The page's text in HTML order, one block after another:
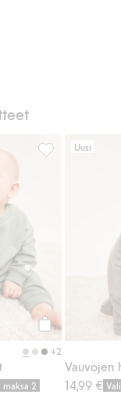
on vohvelipinta,
Osta
+2
maksa 2
Uusi
14,99 €